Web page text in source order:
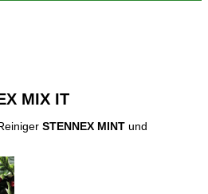
MIX IT
STENNEX MINT und